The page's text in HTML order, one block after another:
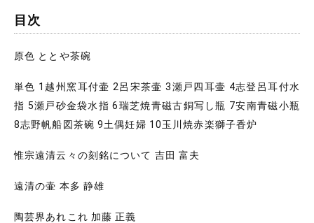
目次
原色 ととや茶碗
単色 1越州窯耳付壷 2呂宋茶壷 3瀬戸四耳壷 4志登呂耳付水
指 5瀬戸砂金袋水指 6瑞芝焼青磁古銅写し瓶 7安南青磁小瓶
8志野帆船図茶碗 9土偶妊婦 10玉川焼赤楽獅子香炉
惟宗遠清云々の刻銘について 吉田 富夫
遠清の壷 本多 静雄
陶芸界あれこれ 加藤 正義